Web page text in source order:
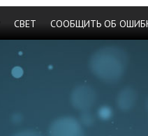
СВЕТ СООБЩИТЬ ОБ